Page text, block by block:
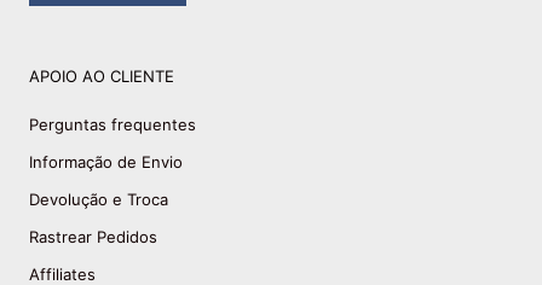
APOIO AO CLIENTE
Perguntas frequentes
Informação de Envio
Devolução e Troca
Rastrear Pedidos
Affiliates